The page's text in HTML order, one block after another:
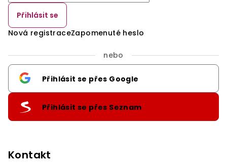
Přihlásit se
Nová registraceZapomenuté heslo
nebo
Přihlásit se přes Google
Přihlásit se přes Seznam
Kontakt